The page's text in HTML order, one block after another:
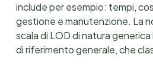
include per esempio: tempi,
gestione e manutenzione. La
scala di LOD di natura
di riferimento generale, che